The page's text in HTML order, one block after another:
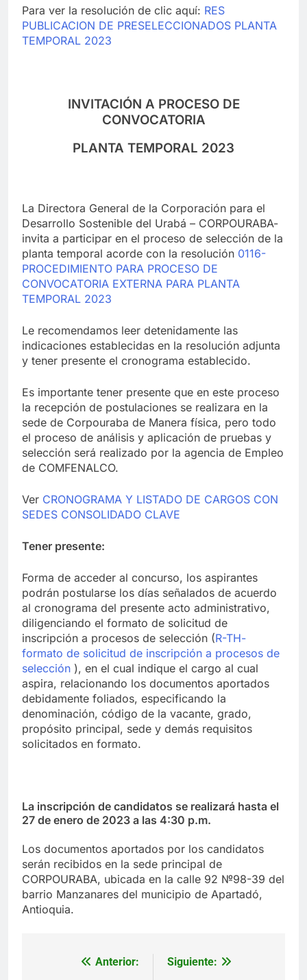
Para ver la resolución de clic aquí: RES
PUBLICACION DE PRESELECCIONADOS PLANTA
TEMPORAL 2023
INVITACIÓN A PROCESO DE
CONVOCATORIA
PLANTA TEMPORAL 2023
La Directora General de la Corporación para el
Desarrollo Sostenible del Urabá – CORPOURABA-
invita a participar en el proceso de selección de la
planta temporal acorde con la resolución 0116-
PROCEDIMIENTO PARA PROCESO DE
CONVOCATORIA EXTERNA PARA PLANTA
TEMPORAL 2023
Le recomendamos leer detenidamente las
indicaciones establecidas en la resolución adjunta
y tener presente el cronograma establecido.
Es importante tener presente que en este proceso
la recepción de postulaciones se realizara en la
sede de Corpouraba de Manera física, pero todo
el proceso de análisis y aplicación de pruebas y
selección será realizado por la agencia de Empleo
de COMFENALCO.
Ver CRONOGRAMA Y LISTADO DE CARGOS CON
SEDES CONSOLIDADO CLAVE
Tener presente:
Forma de acceder al concurso, los aspirantes
podrán postularse los días señalados de acuerdo
al cronograma del presente acto administrativo,
diligenciando el formato de solicitud de
inscripción a procesos de selección (R-TH-
formato de solicitud de inscripción a procesos de
selección ), en el cual indique el cargo al cual
aspira, relacionando los documentos aportados
debidamente foliados, especificando la
denominación, código de la vacante, grado,
propósito principal, sede y demás requisitos
solicitados en formato.
La inscripción de candidatos se realizará hasta el
27 de enero de 2023 a las 4:30 p.m.
Los documentos aportados por los candidatos
serán recibidos en la sede principal de
CORPOURABA, ubicada en la calle 92 №98-39 del
barrio Manzanares del municipio de Apartadó,
Antioquia.
Navegación
Anterior:
Siguiente: